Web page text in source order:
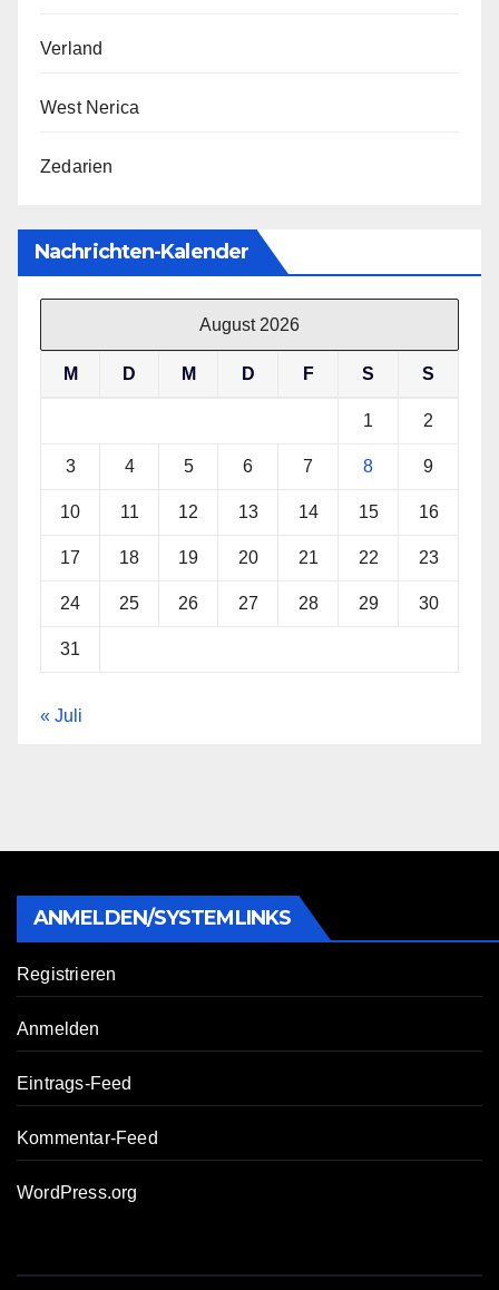
Verland
West Nerica
Zedarien
Nachrichten-Kalender
August 2026
M D M D F S S
1 2
3 4 5 6 7 8 9
10 11 12 13 14 15 16
17 18 19 20 21 22 23
24 25 26 27 28 29 30
31
« Juli
ANMELDEN/SYSTEMLINKS
Registrieren
Anmelden
Eintrags-Feed
Kommentar-Feed
WordPress.org